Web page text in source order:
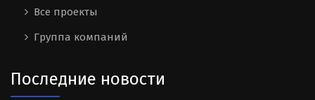
Все проекты
Группа компаний
Последние новости